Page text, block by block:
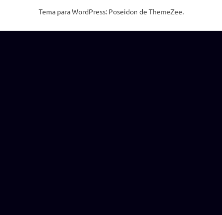
Tema para WordPress: Poseidon de ThemeZee.